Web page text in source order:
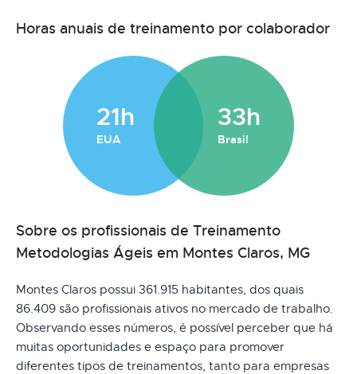
Horas anuais de treinamento por colaborador
21h
EUA
33h
Brasil
Sobre os profissionais de Treinamento
Metodologias Ágeis em Montes Claros, MG
Montes Claros possui 361.915 habitantes, dos quais
86.409 são profissionais ativos no mercado de trabalho.
Observando esses números, é possível perceber que há
muitas oportunidades e espaço para promover
diferentes tipos de treinamentos, tanto para empresas